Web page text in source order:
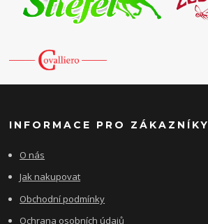
INFORMACE PRO ZÁKAZNÍKY
O nás
Jak nakupovat
Obchodní podmínky
Ochrana osobních údajů